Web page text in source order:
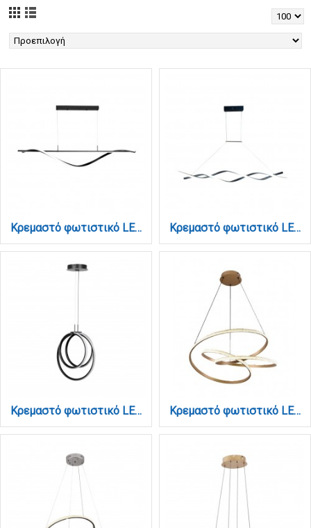
Κρεμαστό φωτιστικό LED 40W 3CCT (by switch on base) σε μαύρο χρώμα D:120cm (6084-BL) Κρεμαστό φωτιστικό LED 40W 3CCT (by switch on base) σε μαύρο χρώμα D:120cm (6085-BL)
Κρεμαστό φωτιστικό LED 40W 3CCT (by switch on base) σε μαύρο χρώμα D:38cm (6080-BL) Κρεμαστό φωτιστικό LED 40W 3CCT (by switch on base) σε χρυσή απόχρωση D:45cm (6092-B-Golden)